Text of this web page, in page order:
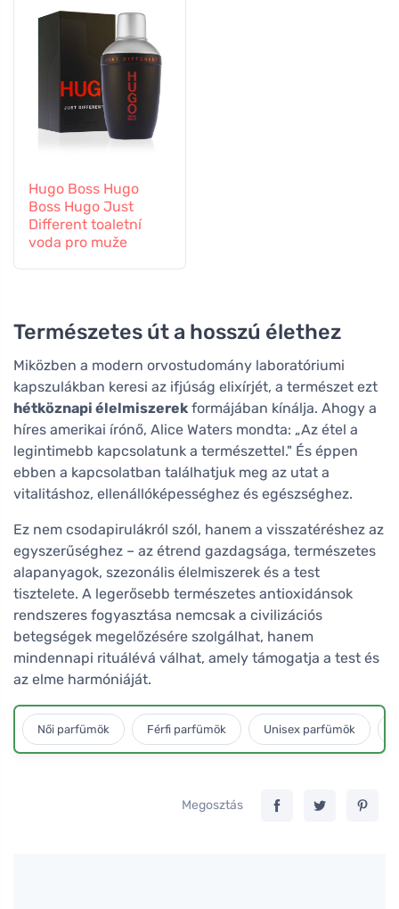
Hugo Boss Hugo
Boss Hugo Just
Different toaletní
voda pro muže
Természetes út a hosszú élethez
Miközben a modern orvostudomány laboratóriumi
kapszulákban keresi az ifjúság elixírjét, a természet ezt
hétköznapi élelmiszerek formájában kínálja. Ahogy a
híres amerikai írónő, Alice Waters mondta: „Az étel a
legintimebb kapcsolatunk a természettel." És éppen
ebben a kapcsolatban találhatjuk meg az utat a
vitalitáshoz, ellenállóképességhez és egészséghez.
Ez nem csodapirulákról szól, hanem a visszatéréshez az
egyszerűséghez – az étrend gazdagsága, természetes
alapanyagok, szezonális élelmiszerek és a test
tisztelete. A legerősebb természetes antioxidánsok
rendszeres fogyasztása nemcsak a civilizációs
betegségek megelőzésére szolgálhat, hanem
mindennapi rituálévá válhat, amely támogatja a test és
az elme harmóniáját.
Női parfümök Férfi parfümök Unisex parfümök
Megosztás